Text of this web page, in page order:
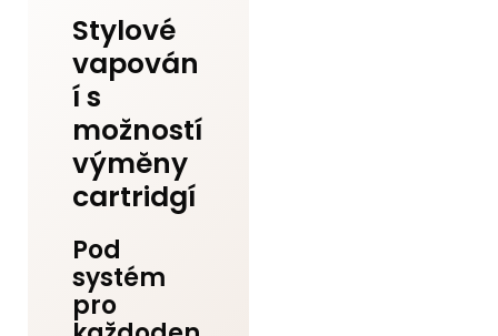
Stylové
vapován
í s
možností
výměny
cartridgí
Pod
systém
pro